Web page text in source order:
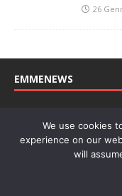
26
EMMENEWS
27/04/2011. Direttore
soc. coop. P. Iva:
We use cookies
experience on our
will